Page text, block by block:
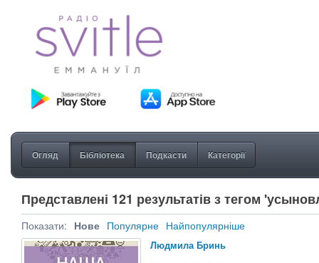
Огляд Бібліотека Подкасти Категорії
Представлені 121 результатів з тегом
Показати: Нове Популярне Найпопулярніше
Людмила Бринь